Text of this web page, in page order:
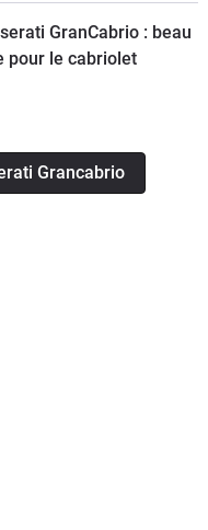
GranCabrio : beau
pour le cabriolet
Grancabrio